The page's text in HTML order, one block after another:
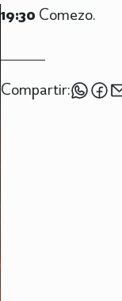
19:30 Comezo.
Compartir: